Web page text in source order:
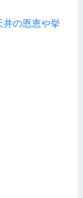
井の恩恵や挙